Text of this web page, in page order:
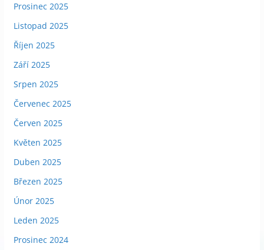
Prosinec 2025
Listopad 2025
Říjen 2025
Září 2025
Srpen 2025
Červenec 2025
Červen 2025
Květen 2025
Duben 2025
Březen 2025
Únor 2025
Leden 2025
Prosinec 2024